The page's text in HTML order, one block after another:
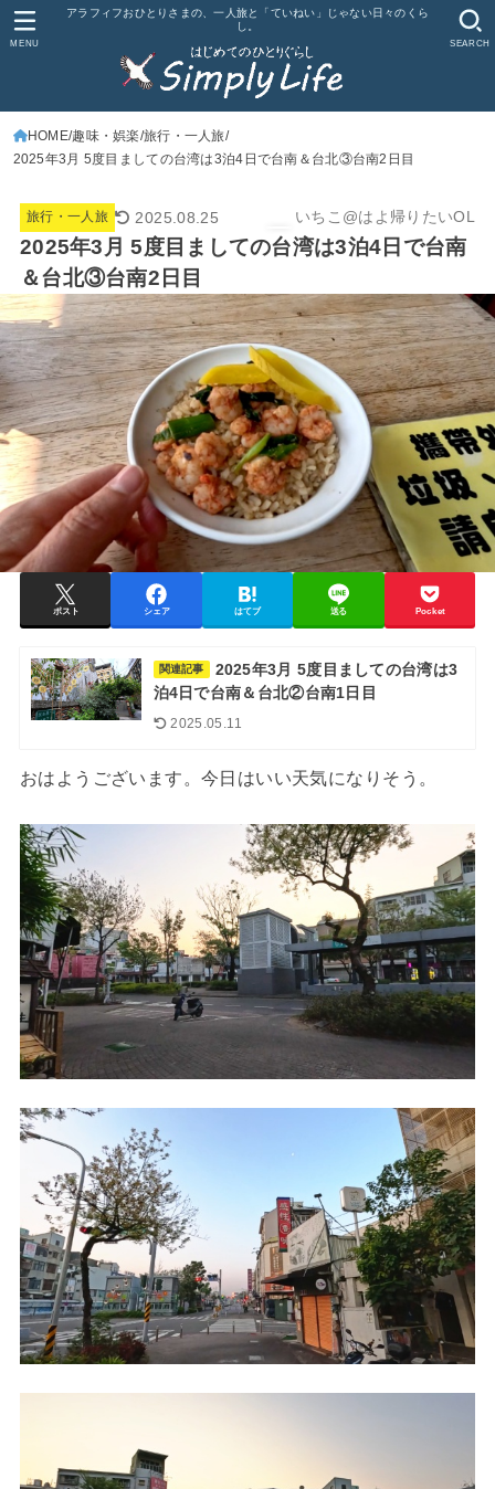
アラフィフおひとりさまの、一人旅と「ていねい」じゃない日々のくら
し。
SEARCH
MENU
HOME 趣味・娯楽 旅行・一人旅
2025年3月 5度目ましての台湾は3泊4日で台南＆台北③台南2日目
旅行・一人旅 2025.08.25 いちこ@はよ帰りたいOL
2025年3月 5度目ましての台湾は3泊4日で台南
＆台北③台南2日目
ポスト シェア はてブ 送る Pocket
関連記事
2025年3月 5度目ましての台湾は3
泊4日で台南＆台北②台南1日目
2025.05.11
おはようございます。今日はいい天気になりそう。